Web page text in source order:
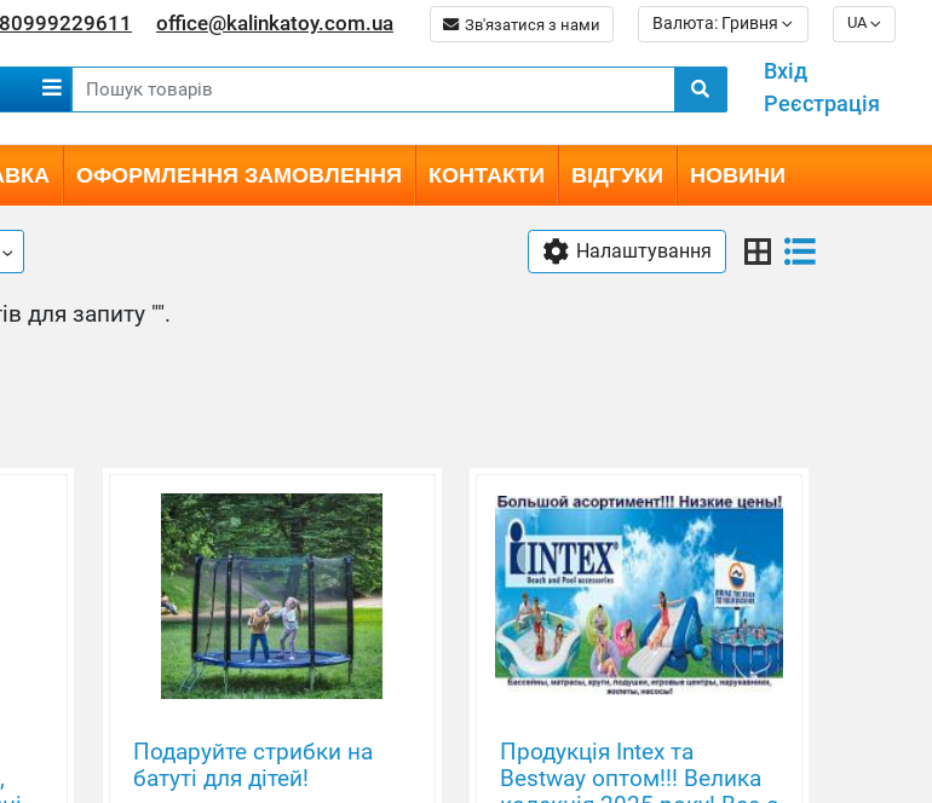
office@kalinkatoy.com.ua Зв'язатися з нами Валюта: Гривня UA
Вхід
Реєстрація
ОФОРМЛЕННЯ ЗАМОВЛЕННЯ КОНТАКТИ ВІДГУКИ НОВИНИ
Налаштування
для запиту "".
Подаруйте стрибки на
батуті для дітей!
Продукція Intex та
Bestway оптом!!! Велика